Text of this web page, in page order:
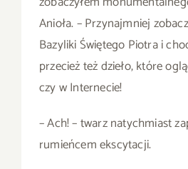
Anioła. – Przynajmniej
Bazyliki Świętego Piotra i
przecież też dzieło, które
czy w Internecie!
– Ach! – twarz natychmiast
rumieńcem ekscytacji.